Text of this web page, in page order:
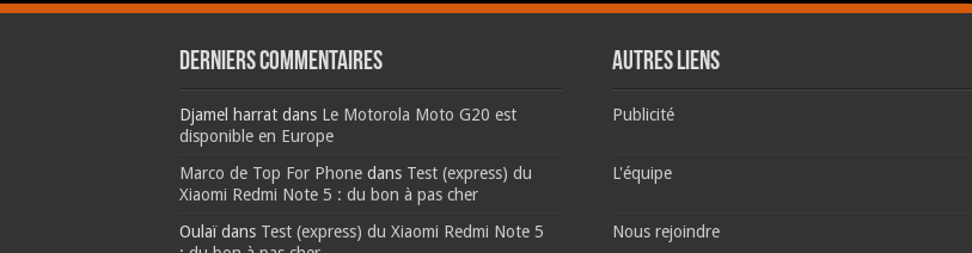
Derniers commentaires
Djamel harratdans Le Motorola Moto G20 est
disponible en Europe
Marco de Top For Phonedans Test (express) du
Xiaomi Redmi Note 5 : du bon à pas cher
Oulaïdans Test (express) du Xiaomi Redmi Note 5
AUTRES LIENS
Publicité
L'équipe
Nous rejoindre